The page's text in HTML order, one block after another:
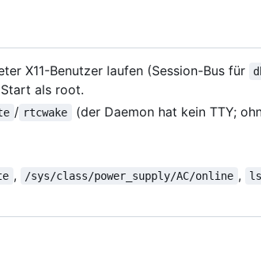
X11-Benutzer laufen (Session-Bus für
als root.
/ rtcwake
(der Daemon hat kein TTY;
, /sys/class/power_supply/AC/online ,